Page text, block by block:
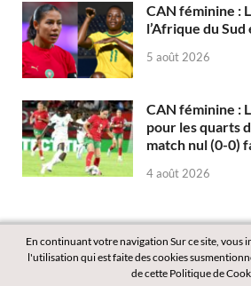
CAN féminine :
l’Afrique du
5 août 2026
CAN féminine :
pour les quarts
match nul (0-0)
4 août 2026
En continuant votre navigation Sur ce site, vous
l'utilisation qui est faite des cookies
de cette Politique de